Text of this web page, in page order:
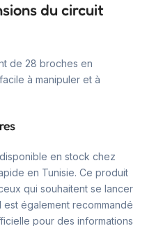
du circuit
de 28 broches en
à manipuler et à
en stock chez
en Tunisie. Ce produit
qui souhaitent se lancer
également recommandé
pour des informations